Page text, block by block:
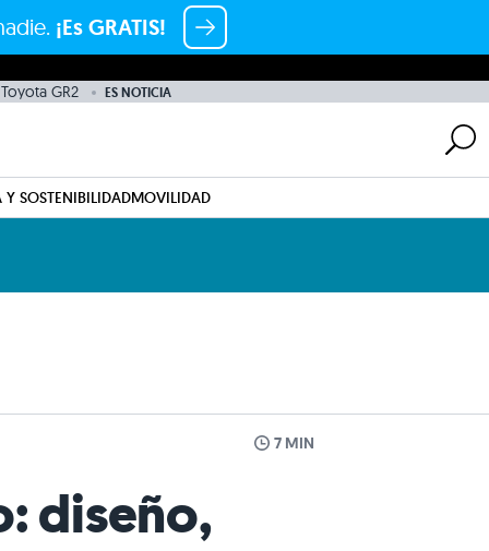
¡Es GRATIS!
Toyota GR2 ES NOTICIA
Y SOSTENIBILIDADMOVILIDAD
7 MIN
diseño,